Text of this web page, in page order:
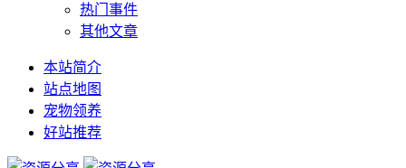
热门事件
其他文章
本站简介
站点地图
宠物领养
好站推荐